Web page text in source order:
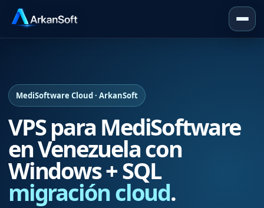
MediSoftware Cloud · ArkanSoft
VPS para MediSoftware
en Venezuela con
Windows + SQL
migración cloud.